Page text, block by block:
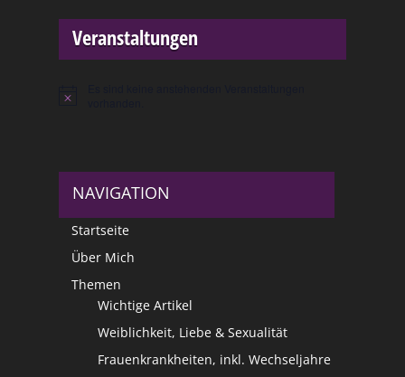
Veranstaltungen
Hinweis
NAVIGATION
Startseite
Über Mich
Themen
Wichtige Artikel
Weiblichkeit, Liebe & Sexualität
Frauenkrankheiten, inkl. Wechseljahre